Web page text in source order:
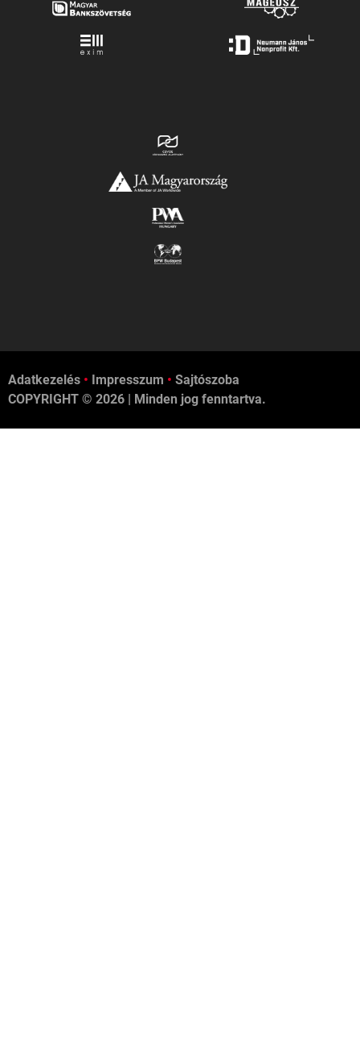
Adatkezelés • Impresszum • Sajtószoba
COPYRIGHT © 2026 | Minden jog fenntartva.